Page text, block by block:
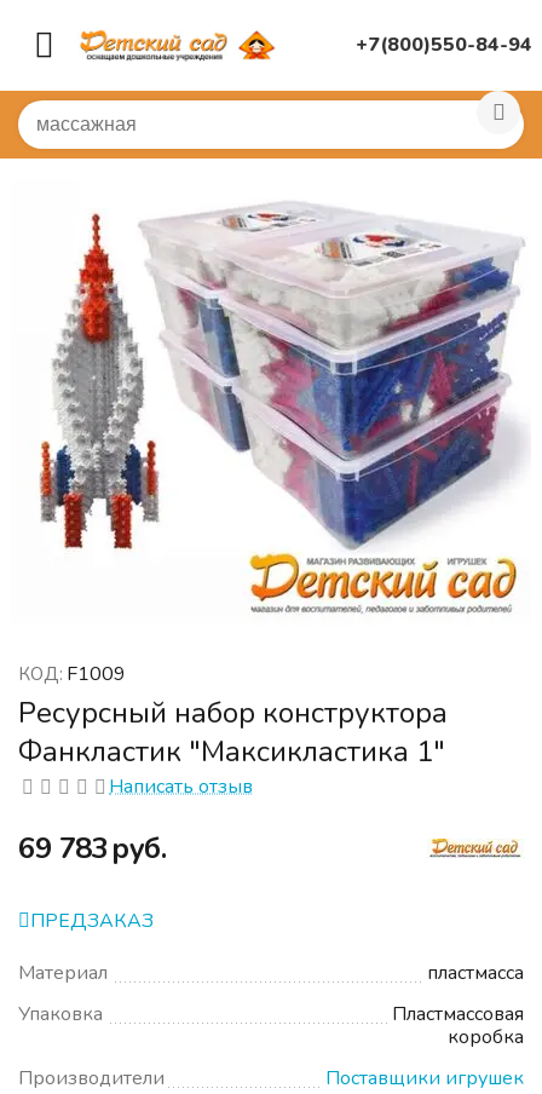
+7(800)550-84-94
Главная / ИГРУШКИ ДЛЯ ДЕТСКОГО САДА
КОД: F1009
Ресурсный набор конструктора
Фанкластик "Максикластика 1"
Написать отзыв
‍69 783‍руб.
ПРЕДЗАКАЗ
Материал
пластмасса
Упаковка
Пластмассовая
коробка
Производители
Поставщики игрушек